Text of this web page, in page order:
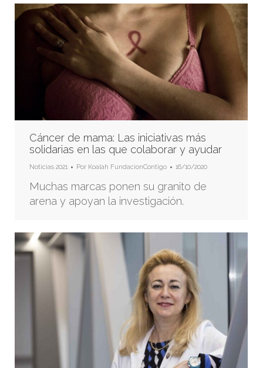
Cáncer de mama: Las iniciativas más
solidarias en las que colaborar y ayudar
Noticias 2021 Por Koalah FundacionContigo 16/10/2020
Muchas marcas ponen su granito de
arena y apoyan la investigación.